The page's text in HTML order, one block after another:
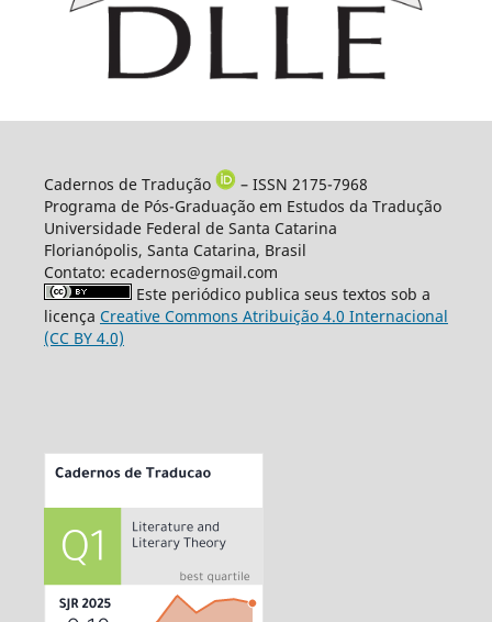
Cadernos de Tradução
– ISSN 2175-7968
Programa de Pós-Graduação em Estudos da Tradução
Universidade Federal de Santa Catarina
Florianópolis, Santa Catarina, Brasil
Contato: ecadernos@gmail.com
Este periódico publica seus textos sob a
licença Creative Commons Atribuição 4.0 Internacional
(CC BY 4.0)